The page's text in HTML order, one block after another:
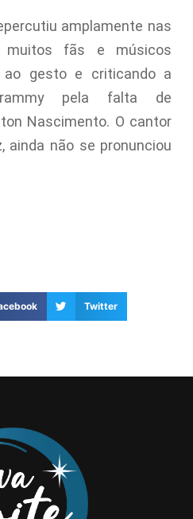
amplamente nas
muitos fãs e músicos
ao gesto e criticando a
pela falta de
Nascimento. O cantor
ainda não se pronunciou
Twitter